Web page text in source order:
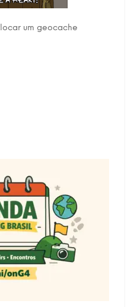
um geocache